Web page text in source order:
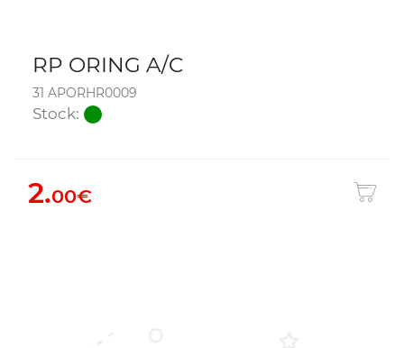
RP ORING A/C
31 APORHR0009
Stock:
2.00€